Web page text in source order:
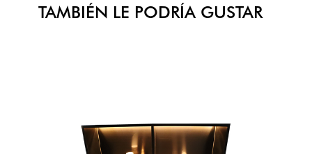
TAMBIÉN LE PODRÍA GUSTAR